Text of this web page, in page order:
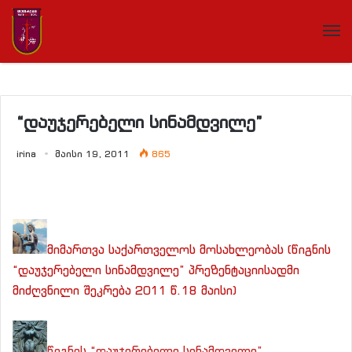
“დაუჯერებელი სინამდვილე”
irina მაისი 19, 2011 865
მიმართვა საქართველოს მოსახლეობას (წიგნის
“დაუჯერებელი სინამდვილე” პრეზენტაციისადმი
მიძღვნილი შეკრება 2011 წ.18 მაისი)